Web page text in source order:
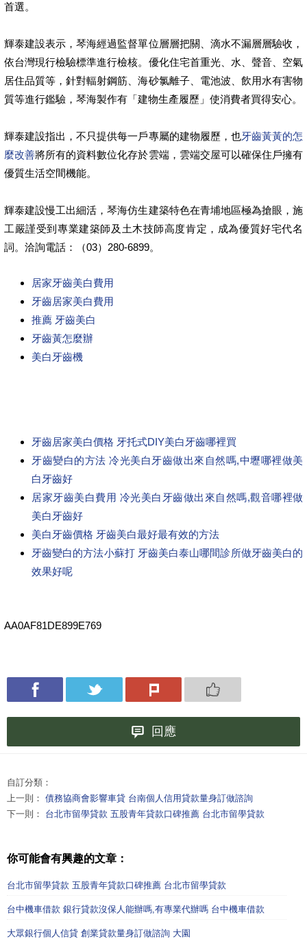
首選。
輝泰建設表示，琴海經過監督單位層層把關、滴水不漏層層驗收，
依台灣現行檢驗標準進行檢核。優化住宅首重光、水、聲音、空氣
居住品質等，針對輻射鋼筋、海砂氯離子、電池波、飲用水有害物
質等進行鑑驗，琴海製作有「建物生產履歷」使消費者買得安心。
輝泰建設指出，不只提供每一戶專屬的建物履歷，也牙齒黃黃的怎
麼改善將所有的資料數位化存於雲端，雲端交屋可以確保住戶擁有
優質生活空間機能。
輝泰建設慢工出細活，琴海仿生建築特色在青埔地區極為搶眼，施
工嚴謹受到專業建築師及土木技師高度肯定，成為優質好宅代名
詞。洽詢電話：（03）280-6899。
居家牙齒美白費用
牙齒居家美白費用
推薦 牙齒美白
牙齒黃怎麼辦
美白牙齒機
牙齒居家美白價格 牙托式DIY美白牙齒哪裡買
牙齒變白的方法 冷光美白牙齒做出來自然嗎,中壢哪裡做美
白牙齒好
居家牙齒美白費用 冷光美白牙齒做出來自然嗎,觀音哪裡做
美白牙齒好
美白牙齒價格 牙齒美白最好最有效的方法
牙齒變白的方法小蘇打 牙齒美白泰山哪間診所做牙齒美白的
效果好呢
AA0AF81DE899E769
回應
自訂分類：
上一則： 債務協商會影響車貸 台南個人信用貸款量身訂做諮詢
下一則： 台北市留學貸款 五股青年貸款口碑推薦 台北市留學貸款
你可能會有興趣的文章：
台北市留學貸款 五股青年貸款口碑推薦 台北市留學貸款
台中機車借款 銀行貸款沒保人能辦嗎,有專業代辦嗎 台中機車借款
大眾銀行個人信貸 創業貸款量身訂做諮詢 大園